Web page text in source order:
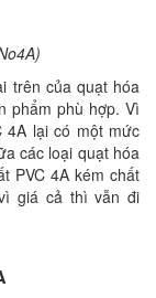
trên của quạt hóa
phẩm phù hợp. Vì
4A lại có một mức
các loại quạt hóa
PVC 4A kém chất
giá cả thì vẫn đi